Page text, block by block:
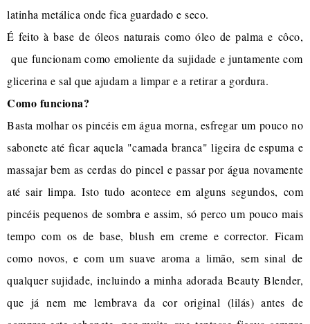
latinha metálica onde fica guardado e seco.
É feito à base de óleos naturais como óleo de palma e côco,
que funcionam como emoliente da sujidade e juntamente com
glicerina e sal que ajudam a limpar e a retirar a gordura.
Como funciona?
Basta molhar os pincéis em água morna, esfregar um pouco no
sabonete até ficar aquela "camada branca" ligeira de espuma e
massajar bem as cerdas do pincel e passar por água novamente
até sair limpa. Isto tudo acontece em alguns segundos, com
pincéis pequenos de sombra e assim, só perco um pouco mais
tempo com os de base, blush em creme e corrector. Ficam
como novos, e com um suave aroma a limão, sem sinal de
qualquer sujidade, incluindo a minha adorada Beauty Blender,
que já nem me lembrava da cor original (lilás) antes de